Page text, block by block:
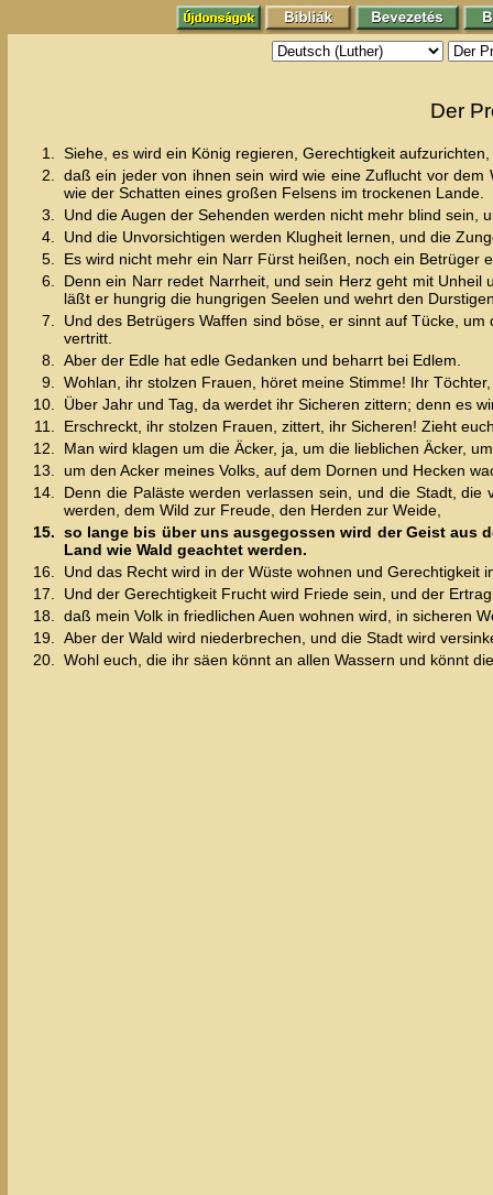
Der
1.
Siehe, es wird ein König regieren, Gerechtigkeit
2.
daß ein jeder von ihnen sein wird wie eine Zuflucht vor
wie der Schatten eines großen Felsens im trockenen Lande.
3.
Und die Augen der Sehenden werden nicht mehr blind sein,
4.
Und die Unvorsichtigen werden Klugheit lernen, und die
5.
Es wird nicht mehr ein Narr Fürst heißen, noch ein Betrüger
6.
Denn ein Narr redet Narrheit, und sein Herz geht mit
läßt er hungrig die hungrigen Seelen und wehrt den
7.
Und des Betrügers Waffen sind böse, er sinnt auf Tücke,
vertritt.
8.
Aber der Edle hat edle Gedanken und beharrt bei Edlem.
9.
Wohlan, ihr stolzen Frauen, höret meine Stimme! Ihr
10.
Über Jahr und Tag, da werdet ihr Sicheren zittern; denn es
11.
Erschreckt, ihr stolzen Frauen, zittert, ihr Sicheren! Zieht
12.
Man wird klagen um die Äcker, ja, um die lieblichen Äcker,
13.
um den Acker meines Volks, auf dem Dornen und Hecken
14.
Denn die Paläste werden verlassen sein, und die Stadt,
werden, dem Wild zur Freude, den Herden zur Weide,
15. so lange bis über uns ausgegossen wird der Geist aus
Land wie Wald geachtet werden.
16.
Und das Recht wird in der Wüste wohnen und Gerechtigkeit
17.
Und der Gerechtigkeit Frucht wird Friede sein, und der
18.
daß mein Volk in friedlichen Auen wohnen wird, in sicheren
19.
Aber der Wald wird niederbrechen, und die Stadt wird
20.
Wohl euch, die ihr säen könnt an allen Wassern und könnt